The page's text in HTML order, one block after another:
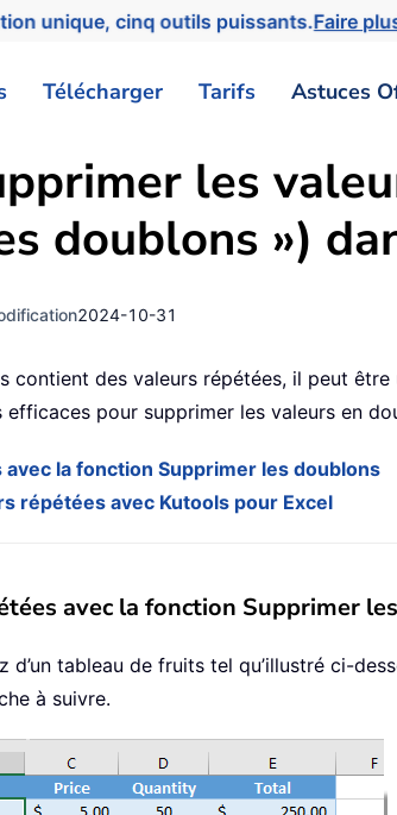
unique, cinq outils puissants.Faire
Télécharger Tarifs Astuces
les
doublons »)
2024-10-31
contient des valeurs répétées, il peut
pour supprimer les valeurs en
la fonction Supprimer les doublons
répétées avec Kutools pour Excel
avec la fonction Supprimer
d’un tableau de fruits tel qu’illustré ci-
à suivre.